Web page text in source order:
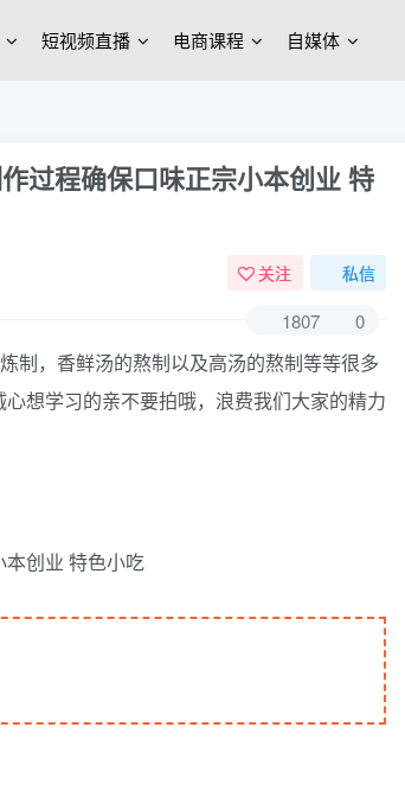
短视频直播 电商课程 自媒体
过程确保口味正宗小本创业 特
关注 私信
1807 0
制，香鲜汤的熬制以及高汤的熬制等等很多
想学习的亲不要拍哦，浪费我们大家的精力